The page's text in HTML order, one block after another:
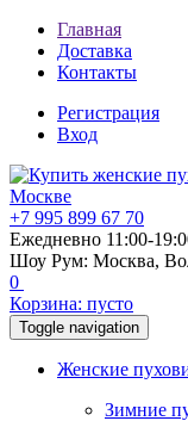
Главная
Доставка
Контакты
Регистрация
Вход
+7 995 899 67 70
Ежедневно 11:00-
Шоу Рум: Москва,
0
Корзина: пусто
Toggle navigation
Женские
Зимние